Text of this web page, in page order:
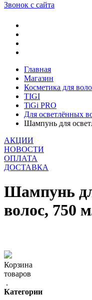
Звонок с сайта
Главная
Магазин
Косметика для
TIGI
TiGi PRO
Для осветлённых
Шампунь для
АКЦИИ
НОВОСТИ
ОПЛАТА
ДОСТАВКА
Шампунь
волос, 750
Корзина
товаров
.
Категории